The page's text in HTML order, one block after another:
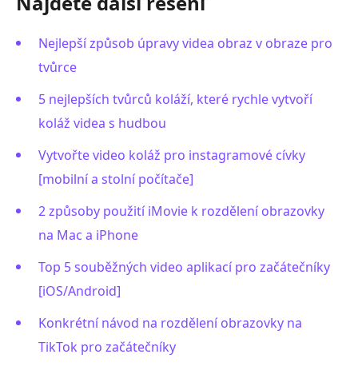
Nejlepší způsob úpravy videa obraz v obraze pro
tvůrce
5 nejlepších tvůrců koláží, které rychle vytvoří
koláž videa s hudbou
Vytvořte video koláž pro instagramové cívky
[mobilní a stolní počítače]
2 způsoby použití iMovie k rozdělení obrazovky
na Mac a iPhone
Top 5 souběžných video aplikací pro začátečníky
[iOS/Android]
Konkrétní návod na rozdělení obrazovky na
TikTok pro začátečníky